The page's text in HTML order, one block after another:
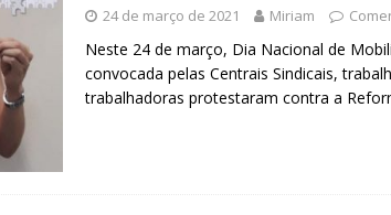
24 de março de 2021 Miriam
Neste 24 de março, Dia Nacional de
convocada pelas Centrais Sindicais,
trabalhadoras protestaram contra a